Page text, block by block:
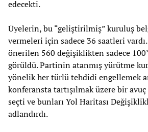
edecekti.
Üyelerin, bu “geliştirilmiş” kuruluş
vermeleri için sadece 36 saatleri
önerilen 560 değişiklikten sadece
görüldü. Partinin atanmış yürütme
yönelik her türlü tehdidi engellemek
konferansta tartışılmak üzere bir
seçti ve bunları Yol Haritası
adlandırdı.